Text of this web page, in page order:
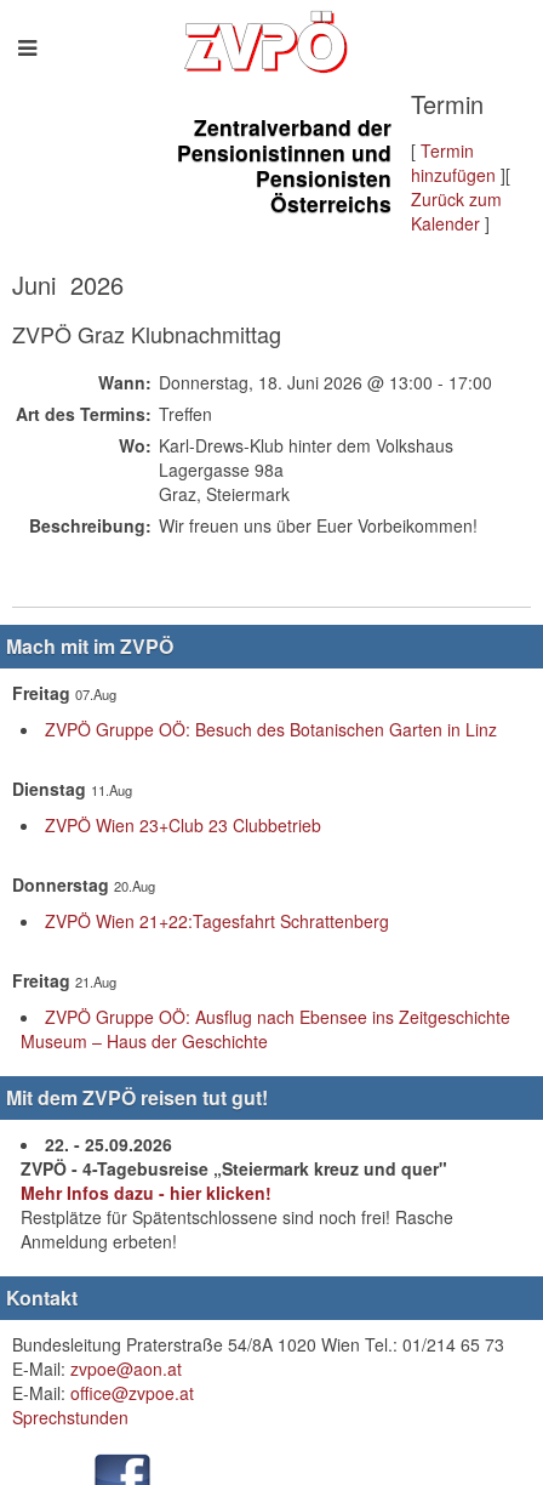
Zentralverband der
Pensionistinnen und
Pensionisten
Österreichs
Termin
[ Termin
hinzufügen ][
Zurück zum
Kalender ]
Juni 2026
ZVPÖ Graz Klubnachmittag
Wann: Donnerstag, 18. Juni 2026 @ 13:00 - 17:00
Art des Termins: Treffen
Wo: Karl-Drews-Klub hinter dem Volkshaus
Lagergasse 98a
Graz, Steiermark
Beschreibung: Wir freuen uns über Euer Vorbeikommen!
Mach mit im ZVPÖ
Freitag 07.Aug
ZVPÖ Gruppe OÖ: Besuch des Botanischen Garten in Linz
Dienstag 11.Aug
ZVPÖ Wien 23+Club 23 Clubbetrieb
Donnerstag 20.Aug
ZVPÖ Wien 21+22:Tagesfahrt Schrattenberg
Freitag 21.Aug
ZVPÖ Gruppe OÖ: Ausflug nach Ebensee ins Zeitgeschichte
Museum – Haus der Geschichte
Mit dem ZVPÖ reisen tut gut!
22. - 25.09.2026
ZVPÖ - 4-Tagebusreise „Steiermark kreuz und quer"
Mehr Infos dazu - hier klicken!
Restplätze für Spätentschlossene sind noch frei! Rasche
Anmeldung erbeten!
Kontakt
Bundesleitung Praterstraße 54/8A 1020 Wien Tel.: 01/214 65 73
E-Mail: zvpoe@aon.at
E-Mail: office@zvpoe.at
Sprechstunden